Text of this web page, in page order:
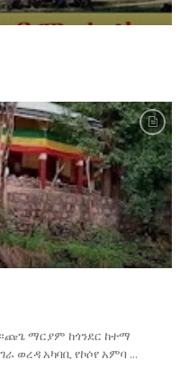
ማርያም ከጎንደር ከተማ
ወረዳ አካባቢ የኮሶየ አምባ ...